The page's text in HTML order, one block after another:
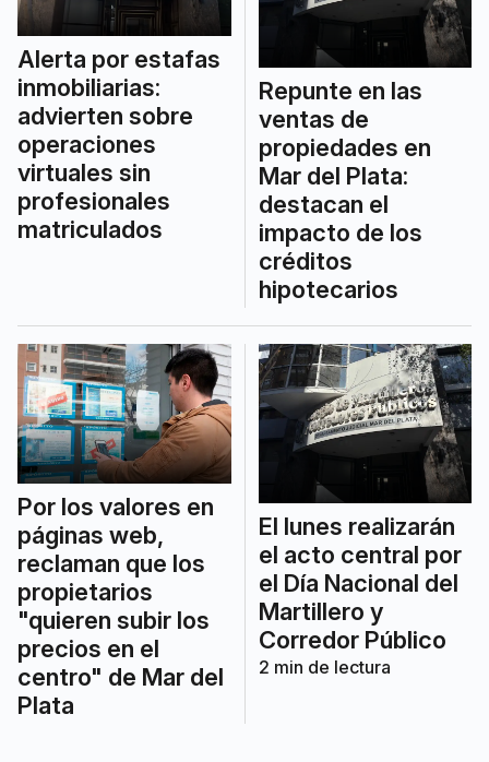
Alerta por estafas
inmobiliarias:
advierten sobre
operaciones
virtuales sin
profesionales
matriculados
Repunte en las
ventas de
propiedades en
Mar del Plata:
destacan el
impacto de los
créditos
hipotecarios
Por los valores en
páginas web,
reclaman que los
propietarios
"quieren subir los
precios en el
centro" de Mar del
Plata
El lunes realizarán
el acto central por
el Día Nacional del
Martillero y
Corredor Público
2 min de lectura